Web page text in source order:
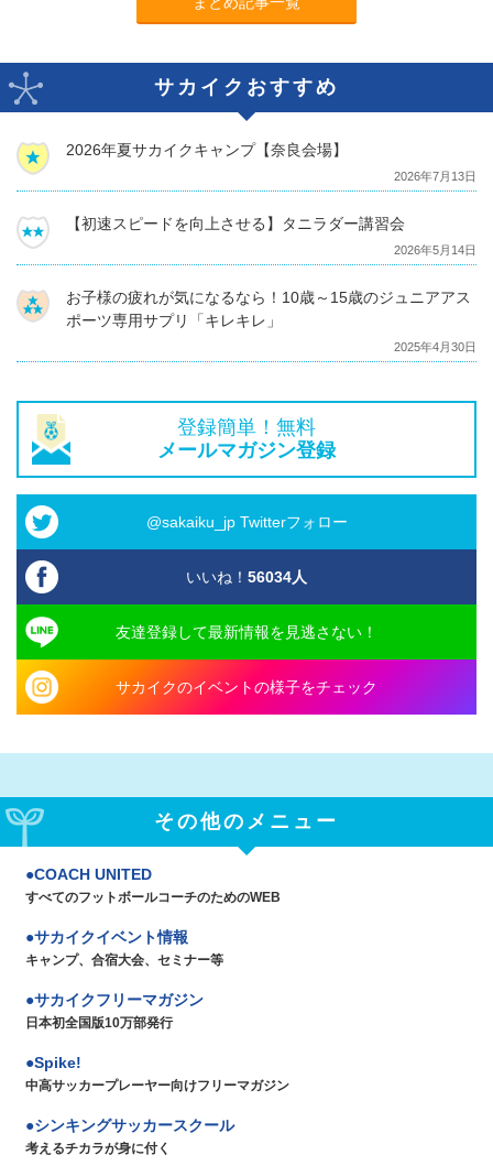
サカイクおすすめ
2026年夏サカイクキャンプ【奈良会場】
2026年7月13日
【初速スピードを向上させる】タニラダー講習会
2026年5月14日
お子様の疲れが気になるなら！10歳～15歳のジュニアアス
ポーツ専用サプリ「キレキレ」
2025年4月30日
登録簡単！無料
メールマガジン登録
@sakaiku_jp Twitterフォロー
いいね！ 56034人
友達登録して最新情報を見逃さない！
サカイクのイベントの様子をチェック
その他のメニュー
COACH UNITED
すべてのフットボールコーチのためのWEB
サカイクイベント情報
キャンプ、合宿大会、セミナー等
サカイクフリーマガジン
日本初全国版10万部発行
Spike!
中高サッカープレーヤー向けフリーマガジン
シンキングサッカースクール
考えるチカラが身に付く